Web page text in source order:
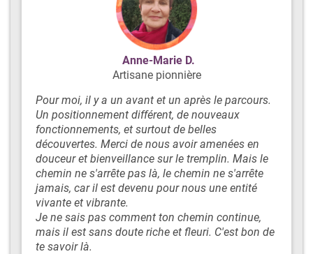
Anne-Marie D.
Artisane pionnière
Pour moi, il y a un avant et un après le parcours.
Un positionnement différent, de nouveaux
fonctionnements, et surtout de belles
découvertes. Merci de nous avoir amenées en
douceur et bienveillance sur le tremplin. Mais le
chemin ne s'arrête pas là, le chemin ne s'arrête
jamais, car il est devenu pour nous une entité
vivante et vibrante.
Je ne sais pas comment ton chemin continue,
mais il est sans doute riche et fleuri. C'est bon de
te savoir là.